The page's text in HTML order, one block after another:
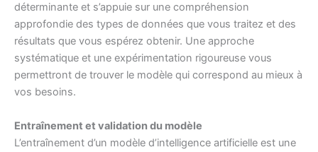
déterminante et s’appuie sur une compréhension
approfondie des types de données que vous traitez et des
résultats que vous espérez obtenir. Une approche
systématique et une expérimentation rigoureuse vous
permettront de trouver le modèle qui correspond au mieux à
vos besoins.
Entraînement et validation du modèle
L’entraînement d’un modèle d’intelligence artificielle est une